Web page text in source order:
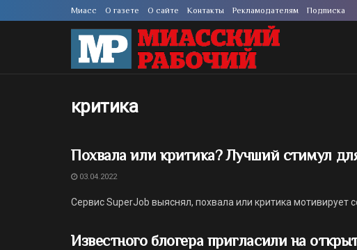
Миасс О газете О сайте Контакты Рекламодателям Подписка
критика
Похвала или критика? Лучший стимул
03.04.2022
Сервис SuperJob выяснял, похвала или критика мотивирует
Известного блогера пригласили на